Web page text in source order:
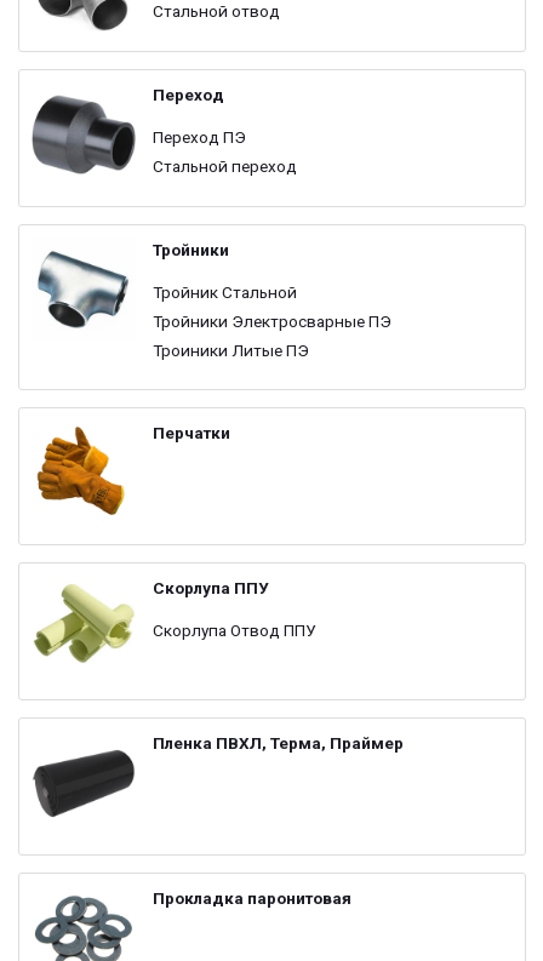
Стальной отвод
Переход
Переход ПЭ
Стальной переход
Тройники
Тройник Стальной
Тройники Электросварные ПЭ
Троиники Литые ПЭ
Перчатки
Скорлупа ППУ
Скорлупа Отвод ППУ
Пленка ПВХЛ, Терма, Праймер
Прокладка паронитовая